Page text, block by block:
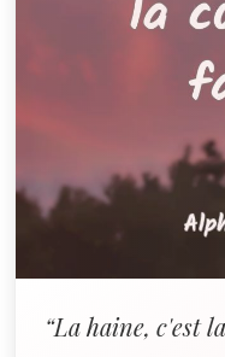
“La haine, c'est